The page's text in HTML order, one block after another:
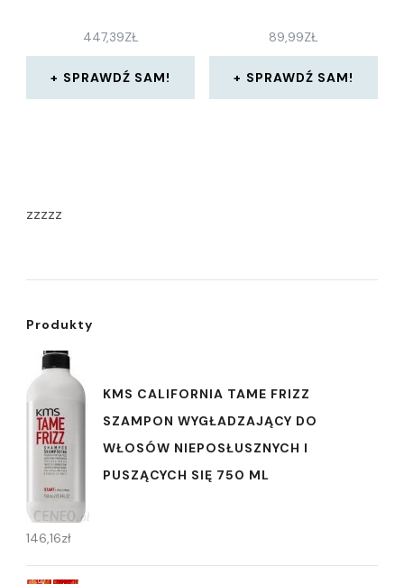
447,39ZŁ
SPRAWDŹ SAM!
89,99ZŁ
SPRAWDŹ SAM!
zzzzz
Produkty
KMS CALIFORNIA TAME FRIZZ
SZAMPON WYGŁADZAJĄCY DO
WŁOSÓW NIEPOSŁUSZNYCH I
PUSZĄCYCH SIĘ 750 ML
146,16zł